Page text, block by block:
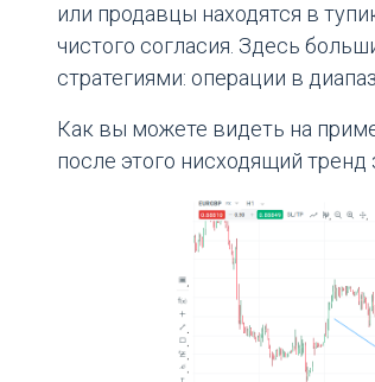
или продавцы находятся в
чистого согласия. Здесь
стратегиями: операции в
Как вы можете видеть на
после этого нисходящий